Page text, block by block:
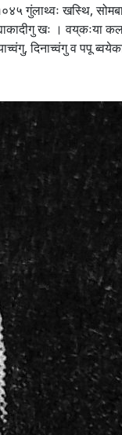
गुंलाथ्वः खस्थि,
खः । वय्‌कःया
दिनाच्वंगु व पपू